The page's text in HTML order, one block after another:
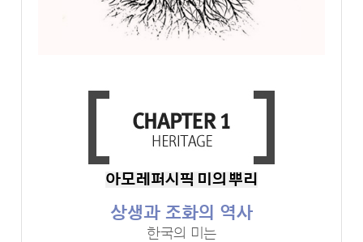
아모레퍼시픽 미의 뿌리
상생과 조화의 역사
한국의 미는